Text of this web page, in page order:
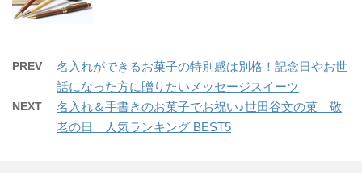
PREV
名入れができるお菓子の特別感は別格！記念日やお世
話になった方に贈りたいメッセージスイーツ
NEXT
名入れ＆手書きのお菓子でお祝い♪世田谷文の菓 敬
老の日 人気ランキング BEST5